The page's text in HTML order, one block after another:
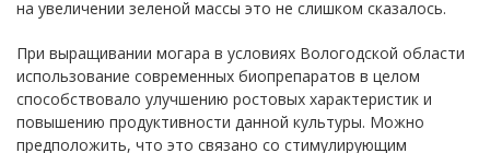
на увеличении зеленой массы это не слишком сказалось.
При выращивании могара в условиях Вологодской области
использование современных биопрепаратов в целом
способствовало улучшению ростовых характеристик и
повышению продуктивности данной культуры. Можно
предположить, что это связано со стимулирующим